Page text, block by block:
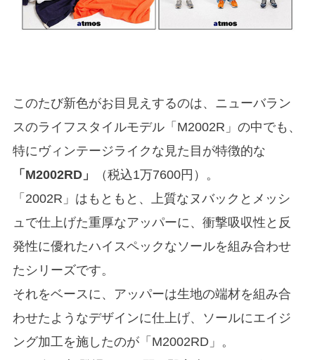
このたび新色がお目見えするのは、ニューバラン
スのライフスタイルモデル「M2002R」の中でも、
特にヴィンテージライクな見た目が特徴的な
「M2002RD」
（税込1万7600円）。
「2002R」はもともと、上質なヌバックとメッシ
ュで仕上げた重厚なアッパーに、衝撃吸収性と反
発性に優れたハイスペックなソールを組み合わせ
たシリーズです。
それをベースに、アッパーは生地の端材を組み合
わせたようなデザインに仕上げ、ソールにエイジ
ング加工を施したのが「M2002RD」。